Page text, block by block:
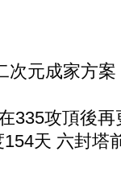
次元成家方
335攻頂後
天 六封塔